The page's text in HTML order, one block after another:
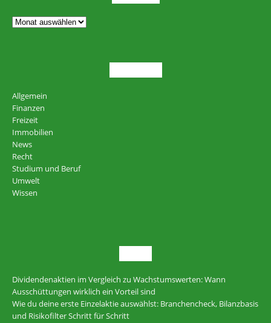
Allgemein
Finanzen
Freizeit
Immobilien
News
Recht
Studium und Beruf
Umwelt
Wissen
Dividendenaktien im Vergleich zu Wachstumswerten: Wann
Ausschüttungen wirklich ein Vorteil sind
Wie du deine erste Einzelaktie auswählst: Branchencheck, Bilanzbasis
und Risikofilter Schritt für Schritt